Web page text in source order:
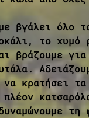
βγάλει όλο
το
βράζουμε
να κρατήσει
πλέον
τη